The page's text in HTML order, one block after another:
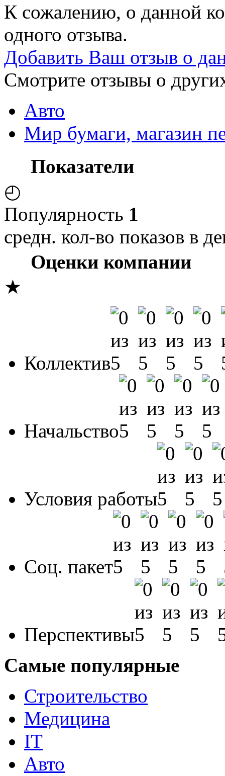
К сожалению, о данной
одного отзыва.
Добавить Ваш отзыв о
Смотрите отзывы о
Авто
Мир бумаги, магазин
Показатели
◴
Популярность 1
средн. кол-во показов в
Оценки компании
★
Коллектив
Начальство
Условия работы
Соц. пакет
Перспективы
Самые популярные
Строительство
Медицина
IT
Авто